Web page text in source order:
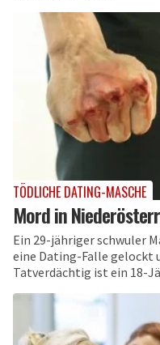
TÖDLICHE DATING-MASCHE
Mord in
Ein 29-jähriger schwuler
eine Dating-Falle gelockt
Tatverdächtig ist ein 18-